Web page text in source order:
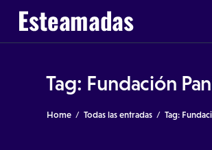
Tag: Fundación
Home Todas las entradas Tag:
Ir a Ticas Poderosas